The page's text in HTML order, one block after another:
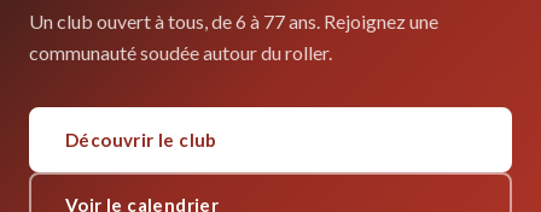
Un club ouvert à tous, de 6 à 77 ans. Rejoignez une
communauté soudée autour du roller.
Découvrir le club
Voir le calendrier